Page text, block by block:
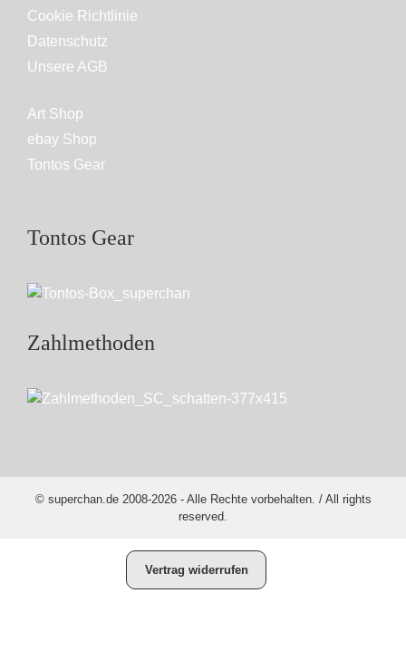
Cookie Richtlinie
Datenschutz
Unsere AGB
Art Shop
ebay Shop
Tontos Gear
Tontos Gear
Zahlmethoden
© superchan.de 2008-2026 - Alle Rechte vorbehalten. / All rights
reserved.
Vertrag widerrufen